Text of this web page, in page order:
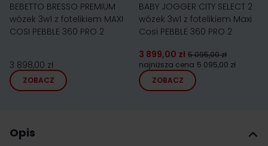
BEBETTO BRESSO PREMIUM
wózek 3w1 z fotelikiem MAXI
COSI PEBBLE 360 PRO 2
3 898,00 zł
ZOBACZ
BABY JOGGER CITY SELECT 2
wózek 3w1 z fotelikiem Maxi
Cosi PEBBLE 360 PRO 2
3 899,00 zł 5 095,00 zł
najniższa cena 5 095,00 zł
ZOBACZ
Opis